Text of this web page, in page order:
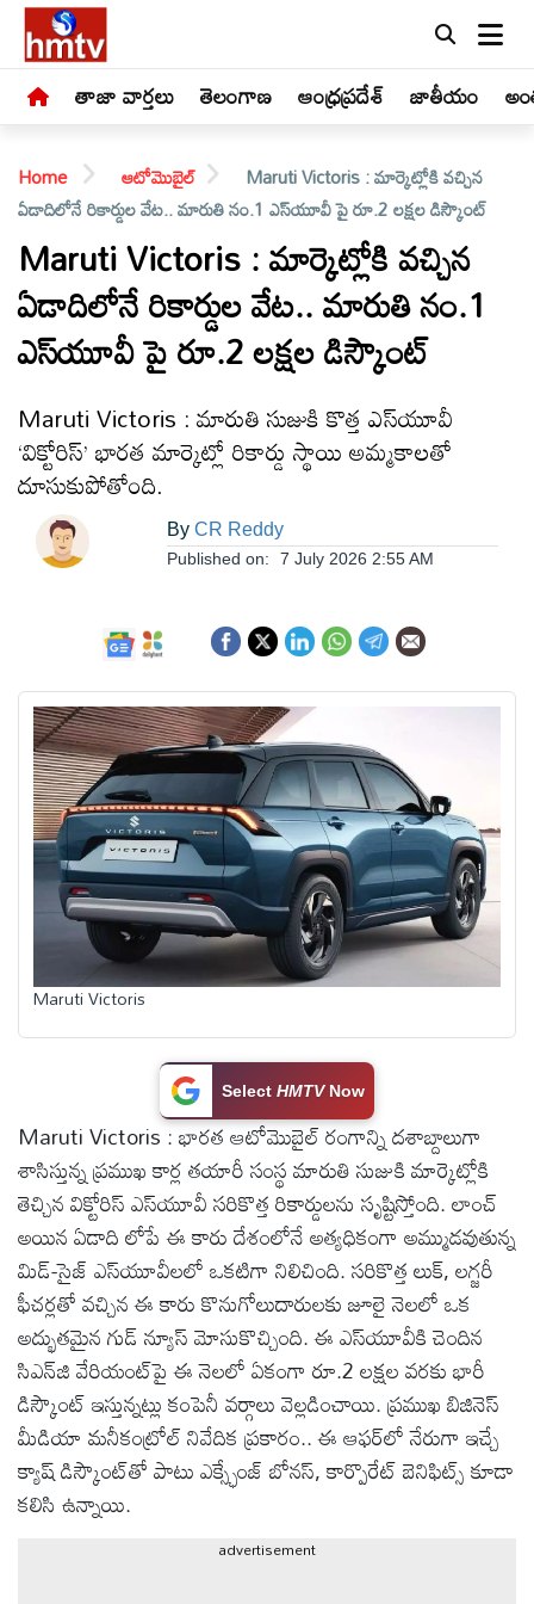
తాజా వార్తలు తెలంగాణ ఆంధ్రప్రదేశ్ జాతీయం
LIVE
తాజా
తెలంగాణ
ఆంధ్రప్రదేశ్
జాతీయం
అంతర్జాతీయం
సినిమా
క్రీడలు
వ్యాపారం
లైఫ్
స్టైల్
స్పెషల్స్
కెరీర్ &
ఉద్యోగాలు
లైవ్
టీవి
వ్యవసాయం
ఓటీటీ
Home ఆటోమొబైల్
Maruti Victoris : మార్కెట్లోకి వచ్చిన
ఏడాదిలోనే రికార్డుల వేట.. మారుతి నం.1 ఎస్‌యూవీ పై రూ.2 లక్షల డిస్కౌంట్
Maruti Victoris : మార్కెట్లోకి వచ్చిన
ఏడాదిలోనే రికార్డుల వేట.. మారుతి నం.1
ఎస్‌యూవీ పై రూ.2 లక్షల డిస్కౌంట్
Maruti Victoris : మారుతి సుజుకి కొత్త ఎస్‌యూవీ
‘విక్టోరిస్’ భారత మార్కెట్లో రికార్డు స్థాయి అమ్మకాలతో
దూసుకుపోతోంది.
By CR Reddy
Published on: 7 July 2026 2:55 AM
Maruti Victoris
Select HMTVNow
Maruti Victoris : భారత ఆటోమొబైల్ రంగాన్ని దశాబ్దాలుగా
శాసిస్తున్న ప్రముఖ కార్ల తయారీ సంస్థ మారుతి సుజుకి మార్కెట్లోకి
తెచ్చిన విక్టోరిస్ ఎస్‌యూవీ సరికొత్త రికార్డులను సృష్టిస్తోంది. లాంచ్
అయిన ఏడాది లోపే ఈ కారు దేశంలోనే అత్యధికంగా అమ్ముడవుతున్న
మిడ్-సైజ్ ఎస్‌యూవీలలో ఒకటిగా నిలిచింది. సరికొత్త లుక్, లగ్జరీ
ఫీచర్లతో వచ్చిన ఈ కారు కొనుగోలుదారులకు జూలై నెలలో ఒక
అద్భుతమైన గుడ్ న్యూస్ మోసుకొచ్చింది. ఈ ఎస్‌యూవీకి చెందిన
సిఎన్‌జి వేరియంట్‌పై ఈ నెలలో ఏకంగా రూ.2 లక్షల వరకు భారీ
డిస్కౌంట్ ఇస్తున్నట్లు కంపెనీ వర్గాలు వెల్లడించాయి. ప్రముఖ బిజినెస్
మీడియా మనీకంట్రోల్ నివేదిక ప్రకారం.. ఈ ఆఫర్‌లో నేరుగా ఇచ్చే
క్యాష్ డిస్కౌంట్‌తో పాటు ఎక్స్ఛేంజ్ బోనస్, కార్పొరేట్ బెనిఫిట్స్ కూడా
కలిసి ఉన్నాయి.
advertisement